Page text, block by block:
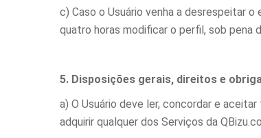
c) Caso o Usuário venha a desrespeitar
quatro horas modificar o perfil, sob pena
5. Disposições gerais, direitos e
a) O Usuário deve ler, concordar e
adquirir qualquer dos Serviços da